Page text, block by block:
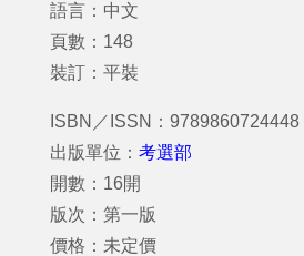
語言：中文
頁數：148
裝訂：平裝
ISBN／ISSN：9789860724448
出版單位： 考選部
開數：16開
版次：第一版
價格：未定價